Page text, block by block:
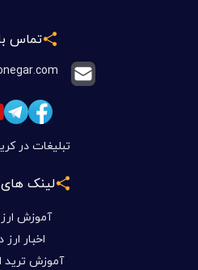
تماس
تبلیغات در
لینک
آموزش
اخبار
آموزش ترید